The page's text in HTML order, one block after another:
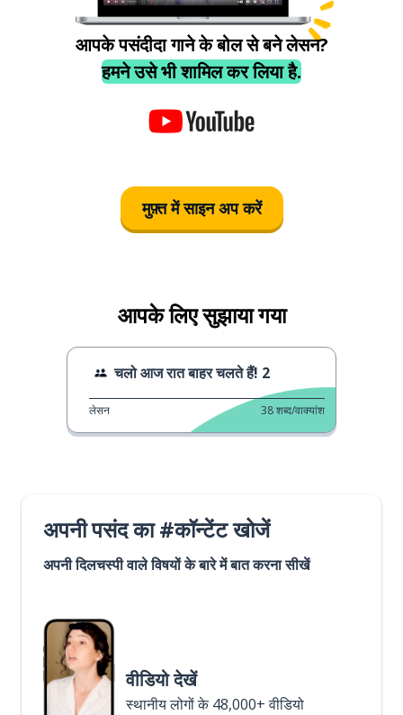
आपके पसंदीदा गाने के बोल से बने लेसन?
हमने उसे भी शामिल कर लिया है.
मुफ़्त में साइन अप करें
आपके लिए सुझाया गया
चलो आज रात बाहर चलते हैं! 2
लेसन 38शब्द/वाक्यांश
अपनी पसंद का #कॉन्टेंट खोजें
अपनी दिलचस्पी वाले विषयों के बारे में बात करना सीखें
वीडियो देखें
स्थानीय लोगों के 48,000+ वीडियो